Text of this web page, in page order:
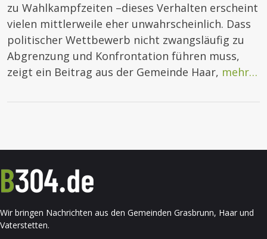
zu Wahlkampfzeiten –dieses Verhalten erscheint
vielen mittlerweile eher unwahrscheinlich. Dass
politischer Wettbewerb nicht zwangsläufig zu
Abgrenzung und Konfrontation führen muss,
zeigt ein Beitrag aus der Gemeinde Haar, mehr…
Wir bringen Nachrichten aus den Gemeinden Grasbrunn, Haar und
Vaterstetten.